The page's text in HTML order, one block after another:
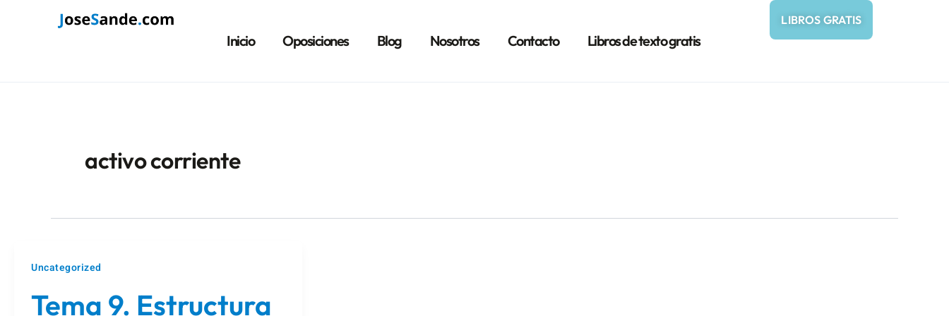
Inicio Oposiciones Blog Nosotros Contacto Libros de texto gratis
LIBROS GRATIS
activo corriente
Uncategorized
Tema 9. Estructura